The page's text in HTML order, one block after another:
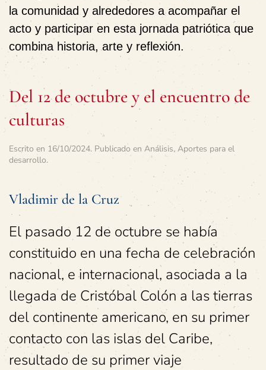
la comunidad y alrededores a acompañar el
acto y participar en esta jornada patriótica que
combina historia, arte y reflexión.
Del 12 de octubre y el encuentro de
culturas
Escrito en 16/10/2024. Publicado en Análisis, Aportes para el
desarrollo.
Vladimir de la Cruz
El pasado 12 de octubre se había
constituido en una fecha de celebración
nacional, e internacional, asociada a la
llegada de Cristóbal Colón a las tierras
del continente americano, en su primer
contacto con las islas del Caribe,
resultado de su primer viaje